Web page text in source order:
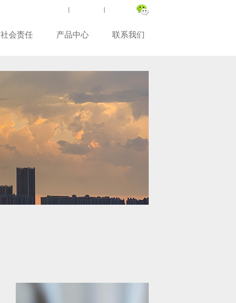
社会责任 产品中心 联系我们